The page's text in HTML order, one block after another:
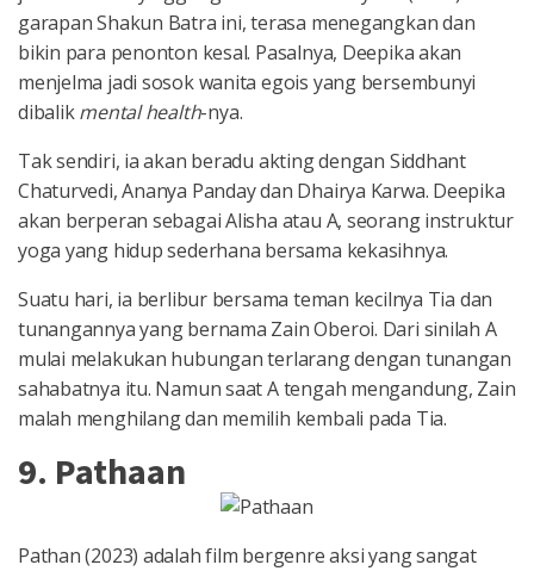
garapan Shakun Batra ini, terasa menegangkan dan
bikin para penonton kesal. Pasalnya, Deepika akan
menjelma jadi sosok wanita egois yang bersembunyi
dibalikmental health-nya.
Tak sendiri, ia akan beradu akting dengan Siddhant
Chaturvedi, Ananya Panday dan Dhairya Karwa. Deepika
akan berperan sebagai Alisha atau A, seorang instruktur
yoga yang hidup sederhana bersama kekasihnya.
Suatu hari, ia berlibur bersama teman kecilnya Tia dan
tunangannya yang bernama Zain Oberoi. Dari sinilah A
mulai melakukan hubungan terlarang dengan tunangan
sahabatnya itu. Namun saat A tengah mengandung, Zain
malah menghilang dan memilih kembali pada Tia.
9. Pathaan
Pathan (2023) adalah film bergenre aksi yang sangat